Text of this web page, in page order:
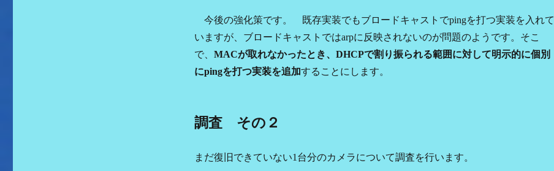
今後の強化策です。 既存実装でもブロードキャストでpingを打つ実装を入れて
いますが、ブロードキャストではarpに反映されないのが問題のようです。そこ
で、 MACが取れなかったとき、DHCPで割り振られる範囲に対して明示的に個別
にpingを打つ実装を追加することにします。
調査 その２
まだ復旧できていない1台分のカメラについて調査を行います。